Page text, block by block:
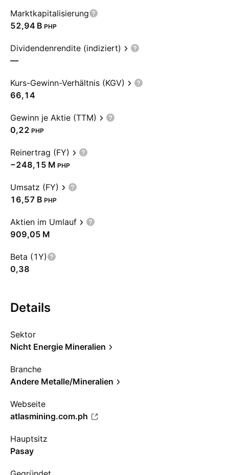
Marktkapitalisierung
‪52,94 B‬ PHP
Dividendenrendite (indiziert)
—
Kurs-Gewinn-Verhältnis (KGV)
66,14
Gewinn je Aktie (TTM)
0,22 PHP
Reinertrag (FY)
‪−248,15 M‬ PHP
Umsatz (FY)
‪16,57 B‬ PHP
Aktien im Umlauf
‪909,05 M‬
Beta (1Y)
0,38
Details
Sektor
Nicht Energie Mineralien
Branche
Andere Metalle/Mineralien
Webseite
atlasmining.com.ph
Hauptsitz
Pasay